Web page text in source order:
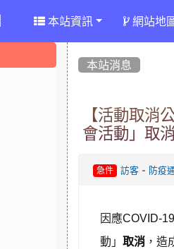
本站資訊 網站地
本站消息
【活動取消
會活動」取消
急件 訪客 - 防疫
因應COVID-
動」取消 ，造